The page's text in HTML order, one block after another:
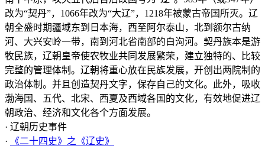
改为“契丹”，1066年改为“大辽”，1218年被蒙古帝国所灭。辽
朝全盛时期疆域东到日本海，西至阿尔泰山，北到额尔古纳
河、大兴安岭一带，南到河北省南部的白沟河。契丹族本是游
牧民族，辽朝皇帝使农牧业共同发展繁荣，建立独特的、比较
完整的管理体制。辽朝将重心放在民族发展，开创出两院制的
政治体制。并且创造契丹文字，保存自己的文化。此外，吸收
渤海国、五代、北宋、西夏及西域各国的文化，有效地促进辽
朝政治、经济和文化各个方面发展。
· 辽朝历史事件
·
《二十四史》之《辽史》